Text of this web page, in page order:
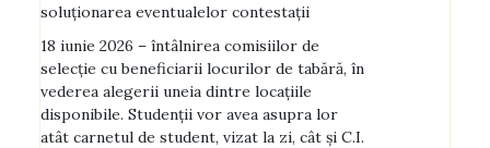
soluţionarea eventualelor contestaţii
18 iunie 2026 – întâlnirea comisiilor de
selecţie cu beneficiarii locurilor de tabără, în
vederea alegerii uneia dintre locaţiile
disponibile. Studenţii vor avea asupra lor
atât carnetul de student, vizat la zi, cât şi C.I.